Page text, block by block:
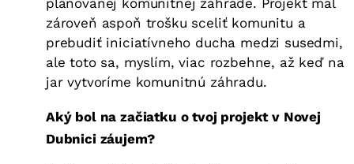
plánovanej komunitnej záhrade. Projekt mal
zároveň aspoň trošku sceliť komunitu a
prebudiť iniciatívneho ducha medzi susedmi,
ale toto sa, myslím, viac rozbehne, až keď na
jar vytvoríme komunitnú záhradu.
Aký bol na začiatku o tvoj projekt v Novej
Dubnici záujem?